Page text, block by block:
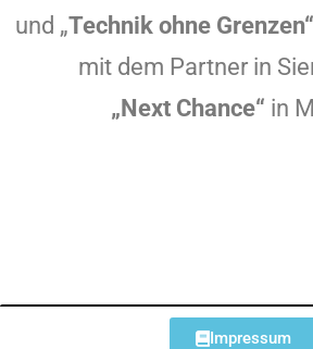
und „Technik ohne Grenzen“
mit dem Partner in
„Next Chance“ in
Impressum